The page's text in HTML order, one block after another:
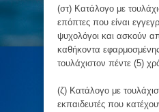
(στ) Κατάλογο με
επόπτες που είναι
ψυχολόγοι και ασκούν
καθήκοντα
τουλάχιστον πέντε (5)
(ζ) Κατάλογο με
εκπαιδευτές που